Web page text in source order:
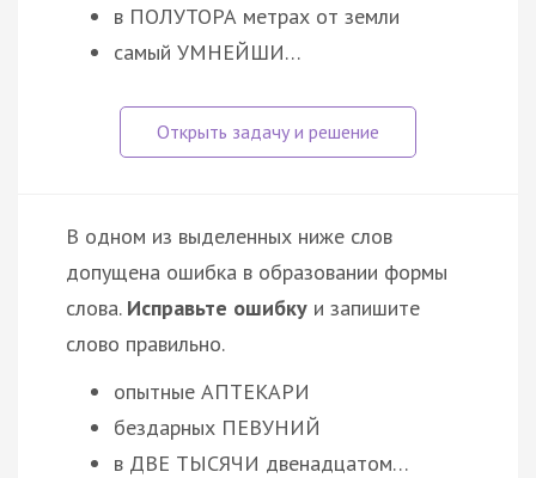
в ПОЛУТОРА метрах от земли
самый УМНЕЙШИ…
В одном из выделенных ниже слов
допущена ошибка в образовании формы
слова. Исправьте ошибку и запишите
слово правильно.
опытные АПТЕКАРИ
бездарных ПЕВУНИЙ
в ДВЕ ТЫСЯЧИ двенадцатом…